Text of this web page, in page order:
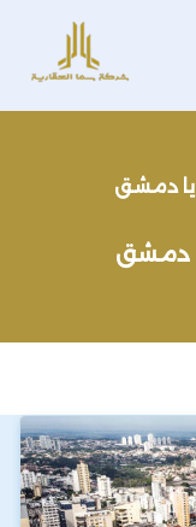
دمشق
دمشق